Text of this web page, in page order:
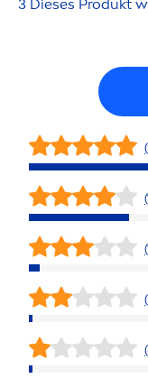
3 Dieses Produkt